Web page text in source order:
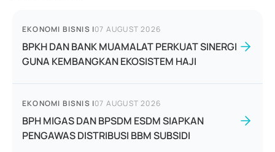
EKONOMI BISNIS |07 AUGUST 2026
BPKH DAN BANK MUAMALAT PERKUAT SINERGI
GUNA KEMBANGKAN EKOSISTEM HAJI
EKONOMI BISNIS |07 AUGUST 2026
BPH MIGAS DAN BPSDM ESDM SIAPKAN
PENGAWAS DISTRIBUSI BBM SUBSIDI